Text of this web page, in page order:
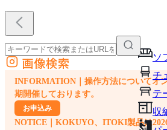
ソ
チ
テ
収
外部サイトの商品をカートに追加
他のサイトで見つけた商品ページのURLを貼り付けて、カート
画像検索
INFORMATION｜操作方法についてオ
期開催しております。
お申込み
NOTICE｜KOKUYO、ITOKI製品は